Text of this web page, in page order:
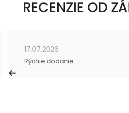
RECENZIE OD
17.07.2026
Rýchle dodanie